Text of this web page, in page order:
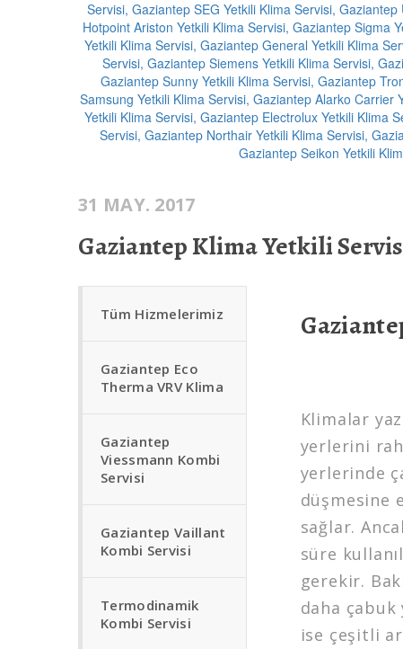
31 MAY. 2017
Gaziantep Klima Yetkili
Tüm Hizmelerimiz
Gaziantep Eco
Therma VRV Klima
Gaziantep
Viessmann Kombi
Servisi
Gaziantep Vaillant
Kombi Servisi
Termodinamik
Kombi Servisi
Klimalar
yerlerini
yerlerinde
düşmesine
sağlar.
süre
gerekir.
daha
ise çeşitli